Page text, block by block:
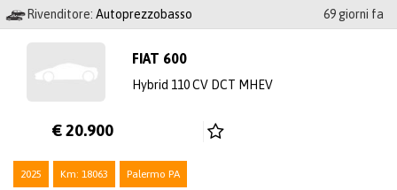
Rivenditore: Autoprezzobasso 69 giorni fa
FIAT 600
Hybrid 110 CV DCT MHEV
€ 20.900
2025 Km: 18063 Palermo PA